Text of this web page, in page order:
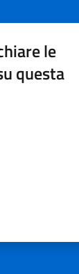
le
questa